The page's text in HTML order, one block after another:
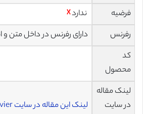
فرضیه
ندارد☓
رفرنس
دارای رفرنس در داخل متن و
کد
محصول
لینک مقاله
در سایت
لینک این مقاله در سایت Elsevier